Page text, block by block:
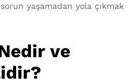
yaşamadan yola çıkmak
ve